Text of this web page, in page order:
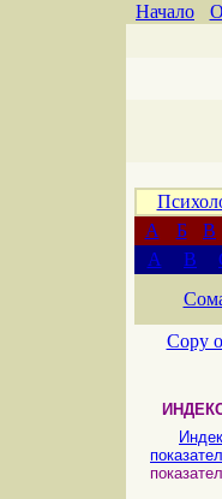
Начало
А
Б В
A
B
Copy